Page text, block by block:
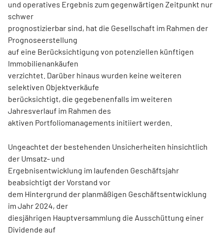
und operatives Ergebnis zum gegenwärtigen Zeitpunkt nur
schwer
prognostizierbar sind, hat die Gesellschaft im Rahmen der
Prognoseerstellung
auf eine Berücksichtigung von potenziellen künftigen
Immobilienankäufen
verzichtet. Darüber hinaus wurden keine weiteren
selektiven Objektverkäufe
berücksichtigt, die gegebenenfalls im weiteren
Jahresverlauf im Rahmen des
aktiven Portfoliomanagements initiiert werden.
Ungeachtet der bestehenden Unsicherheiten hinsichtlich
der Umsatz- und
Ergebnisentwicklung im laufenden Geschäftsjahr
beabsichtigt der Vorstand vor
dem Hintergrund der planmäßigen Geschäftsentwicklung
im Jahr 2024, der
diesjährigen Hauptversammlung die Ausschüttung einer
Dividende auf